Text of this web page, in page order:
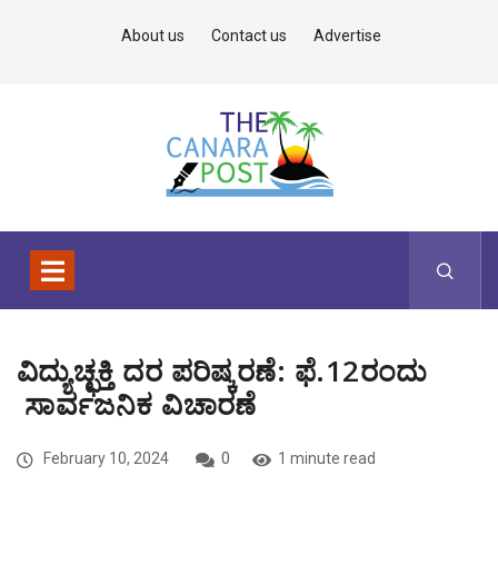
About us Contact us Advertise
ವಿದ್ಯುಚ್ಛಕ್ತಿ ದರ ಪರಿಷ್ಕರಣೆ: ಫೆ.12ರಂದು
ಸಾರ್ವಜನಿಕ ವಿಚಾರಣೆ
February 10, 2024 0 1 minute read